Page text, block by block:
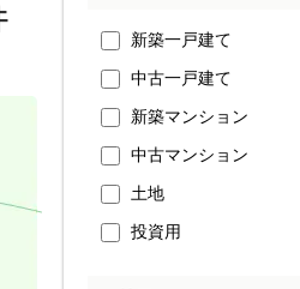
新築一戸建て
中古一戸建て
新築マンション
中古マンション
土地
投資用